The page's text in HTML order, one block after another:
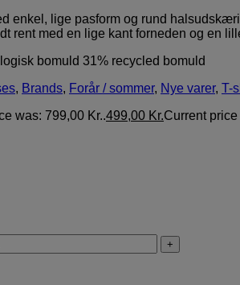
enkel, lige pasform og rund
rent med en lige kant forneden og en
bomuld 31% recycled bomuld
, Brands, Forår / sommer, Nye varer, T-
was: 799,00 Kr..499,00 Kr.Current
+